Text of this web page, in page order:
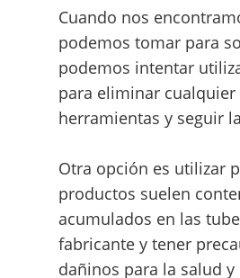
Cuando nos
podemos tomar para
podemos intentar
para eliminar
herramientas y seguir
Otra opción es utilizar
productos suelen
acumulados en las
fabricante y tener
dañinos para la salud